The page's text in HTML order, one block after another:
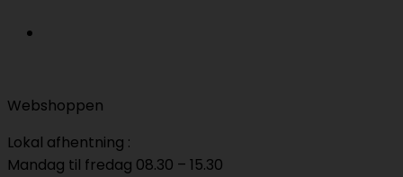
Webshoppen
Lokal afhentning :
Mandag til fredag 08.30 – 15.30